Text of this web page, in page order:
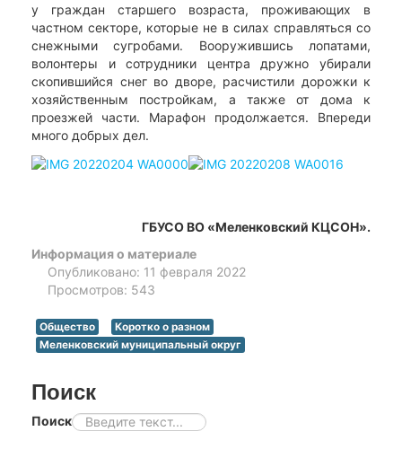
у граждан старшего возраста, проживающих в
частном секторе, которые не в силах справляться со
снежными сугробами. Вооружившись лопатами,
волонтеры и сотрудники центра дружно убирали
скопившийся снег во дворе, расчистили дорожки к
хозяйственным постройкам, а также от дома к
проезжей части. Марафон продолжается. Впереди
много добрых дел.
ГБУСО ВО «Меленковский КЦСОН».
Информация о материале
Опубликовано: 11 февраля 2022
Просмотров: 543
Общество
Коротко о разном
Меленковский муниципальный округ
Поиск
Поиск